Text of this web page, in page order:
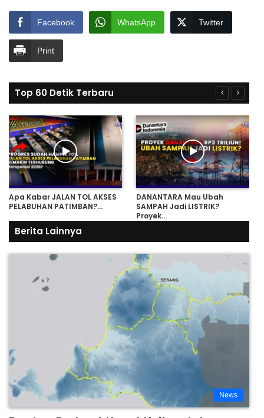
Facebook WhatsApp Twitter
Print
Top 60 Detik Terbaru
Apa Kabar JALAN TOL AKSES
PELABUHAN PATIMBAN?…
DANANTARA Mau Ubah
SAMPAH Jadi LISTRIK?
Proyek…
Berita Lainnya
News